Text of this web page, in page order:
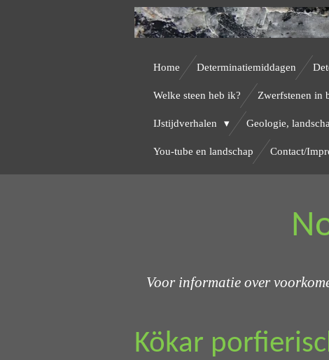
Home Determinatiemiddagen
Welke steen heb ik? Zwerfstenen in
IJstijdverhalen Geologie,
You-tube en landschap Contact/
Voor informatie over
Kökar